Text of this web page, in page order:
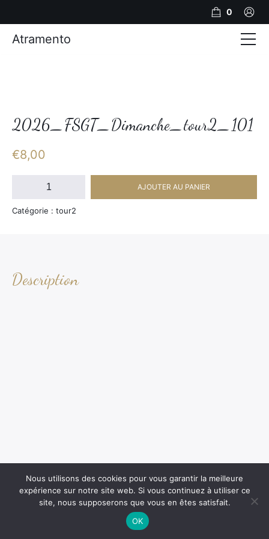
2026_FSGT_Dimanche_tour2_101
€8,00
quantité
2026_FSGT_Dimanche_tour2_101
AJOUTER AU PANIER
Catégorie : tour2
Description
0
Atramento
Photos
Nous utilisons des cookies pour vous garantir la meilleure
expérience sur notre site web. Si vous continuez à utiliser ce
site, nous supposerons que vous en êtes satisfait.
OK